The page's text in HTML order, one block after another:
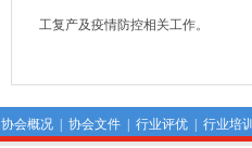
工复产及疫情防控相关工作。
协会概况| 协会文件| 行业评优| 行业培